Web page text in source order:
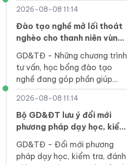
tạo, trực tiếp tham gia giải
quyết các vấn đề của cộng
đồng.
2026-08-08 11:14
Đào tạo nghề mở lối thoát
nghèo cho thanh niên vùng
cao Lai Châu
GD&TĐ - Những chương trình
tư vấn, học bổng đào tạo
nghề đang góp phần giúp
thanh niên Lai Châu trở lại
giảng đường, mở ra kỳ vọng
về nghề nghiệp ổn định.
2026-08-08 11:14
Bộ GD&ĐT lưu ý đổi mới
phương pháp dạy học, kiểm
tra đánh giá trong năm học
mới
GD&TĐ - Đổi mới phương
pháp dạy học, kiểm tra, đánh